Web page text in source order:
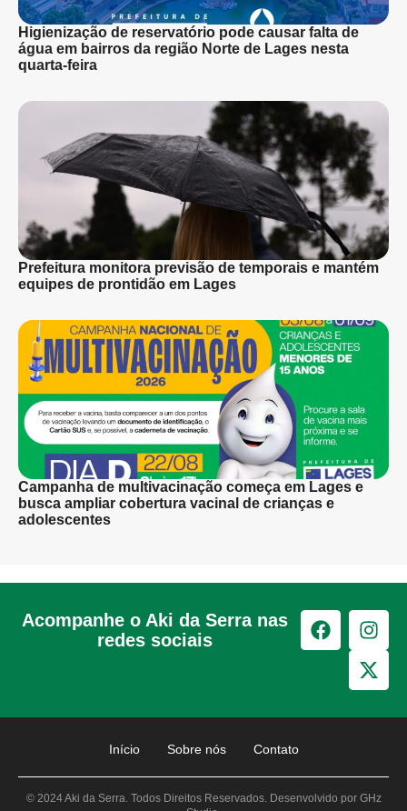
Higienização de reservatório pode causar falta de
água em bairros da região Norte de Lages nesta
quarta-feira
Prefeitura monitora previsão de temporais e mantém
equipes de prontidão em Lages
Campanha de multivacinação começa em Lages e
busca ampliar cobertura vacinal de crianças e
adolescentes
Acompanhe o Aki da Serra nas
redes sociais
Início Sobre nós Contato
© 2024 Aki da Serra. Todos Direitos Reservados. Desenvolvido por GHz